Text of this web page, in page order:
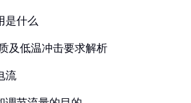
是什么
及低温冲击要求解析
流